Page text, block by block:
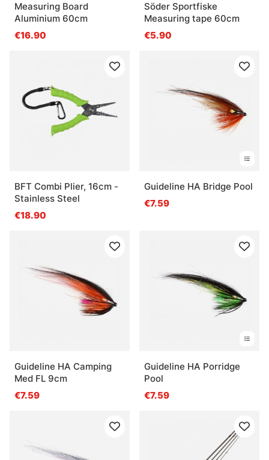
Measuring Board
Aluminium 60cm
€16.90
Söder Sportfiske
Measuring tape 60cm
€5.90
BFT Combi Plier, 16cm -
Stainless Steel
€18.90
Guideline HA Bridge Pool
€7.59
Guideline HA Camping
Med FL 9cm
€7.59
Guideline HA Porridge
Pool
€7.59